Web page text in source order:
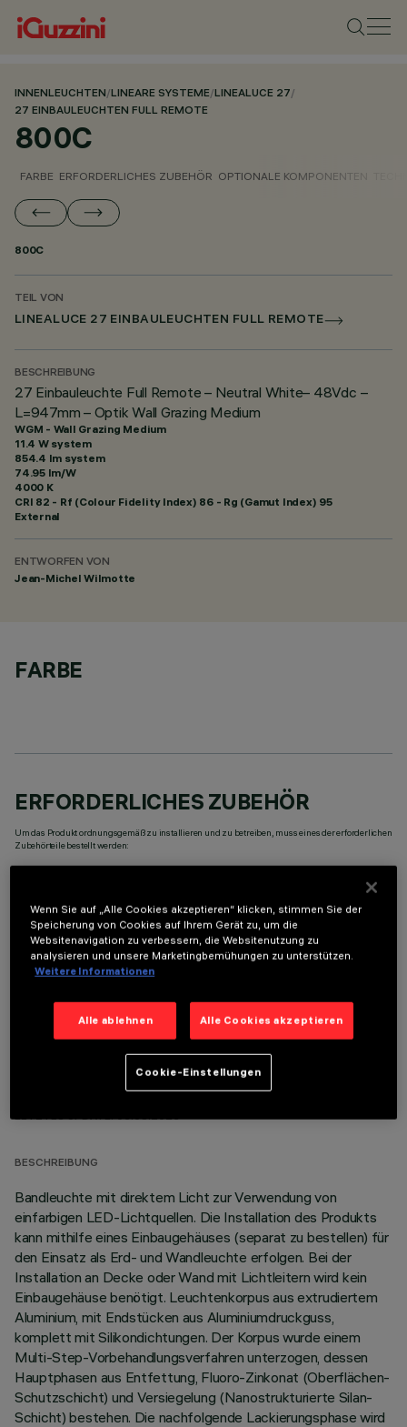
INNENLEUCHTEN/LINEARE SYSTEME/LINEALUCE 27/
27 EINBAULEUCHTEN FULL REMOTE
800C
FARBE ERFORDERLICHES ZUBEHÖR OPTIONALE KOMPONENTEN
800C
TEIL VON
LINEALUCE 27 EINBAULEUCHTEN FULL REMOTE
BESCHREIBUNG
27 Einbauleuchte Full Remote – Neutral White– 48Vdc –
L=947mm – Optik Wall Grazing Medium
WGM - Wall Grazing Medium
11.4 W system
854.4 lm system
74.95 lm/W
4000 K
CRI 82 - Rf (Colour Fidelity Index) 86 - Rg (Gamut Index) 95
External
ENTWORFEN VON
Jean-Michel Wilmotte
FARBE
ERFORDERLICHES ZUBEHÖR
Um das Produkt ordnungsgemäß zu installieren und zu betreiben, muss eines der erforderlichen
Zubehörteile bestellt werden:
OPTIONALE KOMPONENTEN
TECHNISCHE DATEN
LETZTES UPDATE: 05.08.2026
BESCHREIBUNG
Bandleuchte mit direktem Licht zur Verwendung von
einfarbigen LED-Lichtquellen. Die Installation des Produkts
kann mithilfe eines Einbaugehäuses (separat zu bestellen) für
den Einsatz als Erd- und Wandleuchte erfolgen. Bei der
Installation an Decke oder Wand mit Lichtleitern wird kein
Einbaugehäuse benötigt. Leuchtenkorpus aus extrudiertem
Aluminium, mit Endstücken aus Aluminiumdruckguss,
komplett mit Silikondichtungen. Der Korpus wurde einem
Multi-Step-Vorbehandlungsverfahren unterzogen, dessen
Hauptphasen aus Entfettung, Fluoro-Zinkonat (Oberflächen-
Schutzschicht) und Versiegelung (Nanostrukturierte Silan-
Schicht) bestehen. Die nachfolgende Lackierungsphase wird
Wenn Sie auf „Alle Cookies akzeptieren“ klicken, stimmen Sie der
Speicherung von Cookies auf Ihrem Gerät zu, um die
Websitenavigation zu verbessern, die Websitenutzung zu
analysieren und unsere Marketingbemühungen zu unterstützen.
Weitere Informationen
Alle ablehnen Alle Cookies akzeptieren
Cookie-Einstellungen